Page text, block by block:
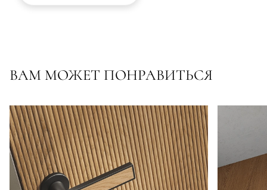
ВАМ МОЖЕТ ПОНРАВИТЬСЯ